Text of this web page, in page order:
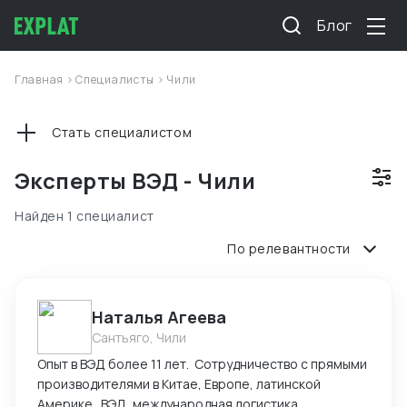
Блог
Главная >Специалисты > Чили
Эксперты ВЭД - Чили
Стать специалистом
Найден 1 специалист
По релевантности
Наталья Агеева
Сантьяго, Чили
Опыт в ВЭД более 11 лет. Сотрудничество с прямыми
производителями в Китае, Европе, латинской